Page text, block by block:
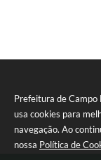
Prefeitura de Campo
usa cookies para
navegação. Ao
nossa Política de